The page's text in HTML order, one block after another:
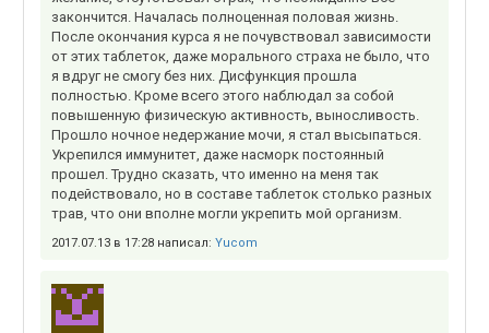
закончится. Началась полноценная половая жизнь.
После окончания курса я не почувствовал зависимости
от этих таблеток, даже морального страха не было, что
я вдруг не смогу без них. Дисфункция прошла
полностью. Кроме всего этого наблюдал за собой
повышенную физическую активность, выносливость.
Прошло ночное недержание мочи, я стал высыпаться.
Укрепился иммунитет, даже насморк постоянный
прошел. Трудно сказать, что именно на меня так
подействовало, но в составе таблеток столько разных
трав, что они вполне могли укрепить мой организм.
2017.07.13 в 17:28 написал: Yucom